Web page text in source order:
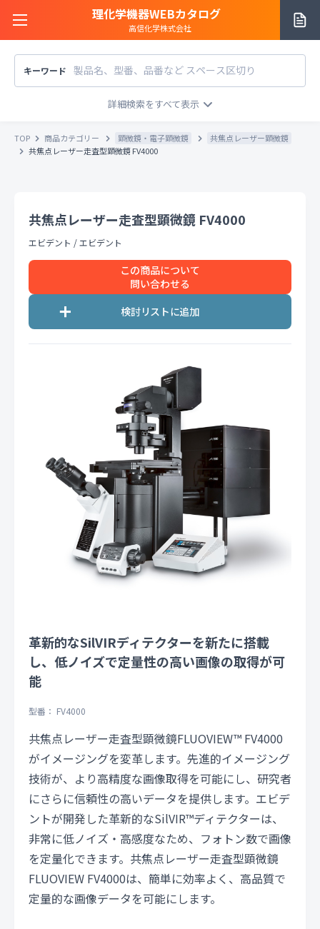
理化学機器WEBカタログ
高信化学株式会社
サイトご利用方法
お知らせ一覧
お問い合わせ
キーワード
メーカー/販売元
税込 税抜 価格「お問い合わせ」を除外
条件をクリア 検索
TOP 商品カテゴリー 顕微鏡・電子顕微鏡
共焦点レーザー顕微鏡
共焦点レーザー走査型顕微鏡 FV4000
共焦点レーザー走査型顕微鏡 FV4000
エビデント /エビデント
この商品について
問い合わせる
革新的なSilVIRディテクターを新たに搭載
し、低ノイズで定量性の高い画像の取得が可
能
型番： FV4000
共焦点レーザー走査型顕微鏡FLUOVIEW™ FV4000
がイメージングを変革します。先進的イメージング
技術が、より高精度な画像取得を可能にし、研究者
にさらに信頼性の高いデータを提供します。エビデ
ントが開発した革新的なSilVIR™ディテクターは、
非常に低ノイズ・高感度なため、フォトン数で画像
を定量化できます。共焦点レーザー走査型顕微鏡
FLUOVIEW FV4000は、簡単に効率よく、高品質で
定量的な画像データを可能にします。